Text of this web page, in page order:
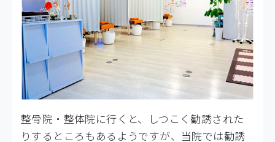
整骨院・整体院に行くと、しつこく勧誘された
りするところもあるようですが、当院では勧誘